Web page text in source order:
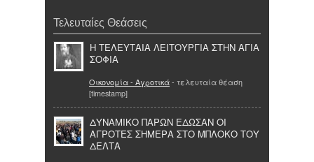
Τελευταίες Θεάσεις
Η ΤΕΛΕΥΤΑΙΑ ΛΕΙΤΟΥΡΓΙΑ ΣΤΗΝ ΑΓΙΑ
ΣΟΦΙΑ
Οικονομία - Αγροτικά- τελευταία θέαση
[timestamp]
ΔΥΝΑΜΙΚΟ ΠΑΡΩΝ ΕΔΩΣΑΝ ΟΙ
ΑΓΡΟΤΕΣ ΣΗΜΕΡΑ ΣΤΟ ΜΠΛΟΚΟ ΤΟΥ
ΔΕΛΤΑ